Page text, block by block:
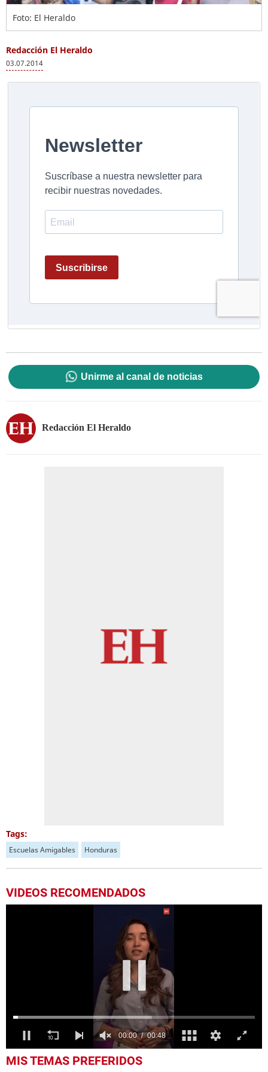
Foto: El Heraldo
Redacción El Heraldo
03.07.2014
Unirme al canal de noticias
Redacción El Heraldo
Tags:
Escuelas Amigables Honduras
VIDEOS RECOMENDADOS
seconds
MIS TEMAS PREFERIDOS